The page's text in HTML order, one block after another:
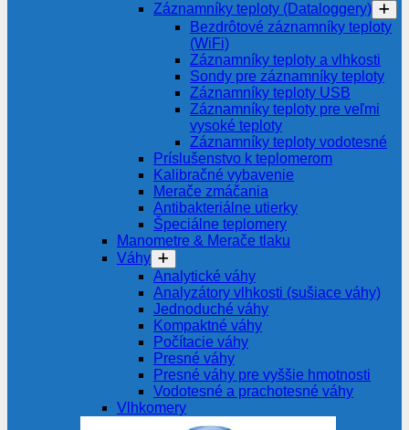
Záznamníky teploty (Dataloggery)
Bezdrôtové záznamníky teploty
(WiFi)
Záznamníky teploty a vlhkosti
Sondy pre záznamníky teploty
Záznamníky teploty USB
Záznamníky teploty pre veľmi
vysoké teploty
Záznamníky teploty vodotesné
Príslušenstvo k teplomerom
Kalibračné vybavenie
Merače zmáčania
Antibakteriálne utierky
Špeciálne teplomery
Manometre & Merače tlaku
Váhy
Analytické váhy
Analyzátory vlhkosti (sušiace váhy)
Jednoduché váhy
Kompaktné váhy
Počítacie váhy
Presné váhy
Presné váhy pre vyššie hmotnosti
Vodotesné a prachotesné váhy
Vlhkomery